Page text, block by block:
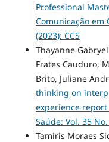
Professional
Comunicação em
(2023): CCS
Thayanne
Frates Cauduro,
Brito, Juliane
thinking on
experience report
Saúde: Vol. 35
Tamiris Moraes